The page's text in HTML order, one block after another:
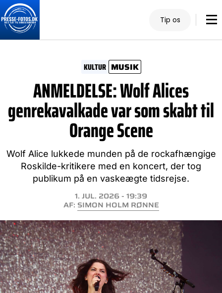
Tip os
KULTUR MUSIK
ANMELDELSE: Wolf Alices
genrekavalkade var som skabt til
Orange Scene
Wolf Alice lukkede munden på de rockafhængige
Roskilde-kritikere med en koncert, der tog
publikum på en vaskeægte tidsrejse.
1. JUL. 2026 - 19:39
AF: SIMON HOLM RØNNE